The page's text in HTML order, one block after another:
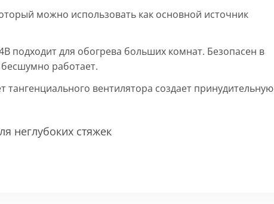
можно использовать как основной источник
подходит для обогрева больших комнат. Безопасен в
работает.
тангенциального вентилятора создает принудительную
неглубоких стяжек